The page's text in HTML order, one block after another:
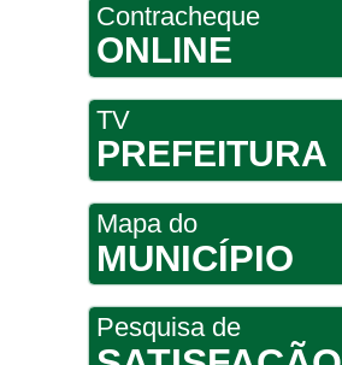
Contracheque
ONLINE
TV
PREFEITURA
Mapa do
MUNICÍPIO
Pesquisa de